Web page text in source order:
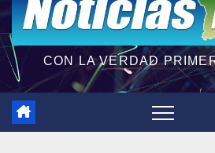
CON LA VERDAD